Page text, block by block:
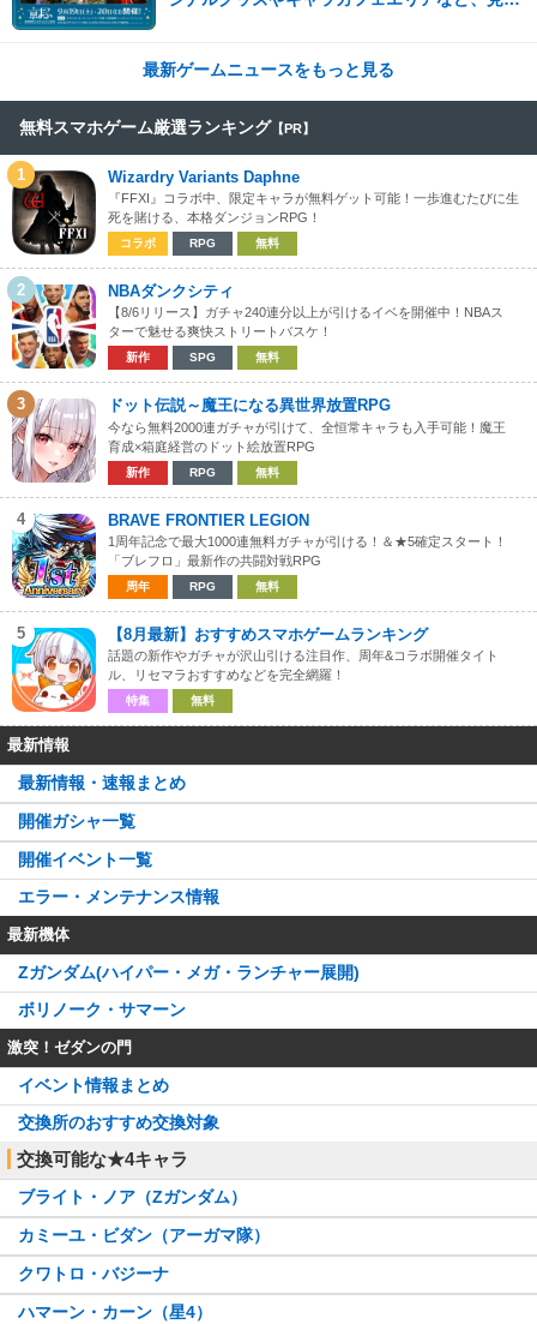
最新ゲームニュースをもっと見る
無料スマホゲーム厳選ランキング 【PR】
1 Wizardry Variants Daphne
『FFXI』コラボ中、限定キャラが無料ゲット可能！一歩進むたびに生
死を賭ける、本格ダンジョンRPG！
コラボ RPG 無料
2 NBAダンクシティ
【8/6リリース】ガチャ240連分以上が引けるイベを開催中！NBAス
ターで魅せる爽快ストリートバスケ！
新作 SPG 無料
3 ドット伝説～魔王になる異世界放置RPG
今なら無料2000連ガチャが引けて、全恒常キャラも入手可能！魔王
育成×箱庭経営のドット絵放置RPG
新作 RPG 無料
4 BRAVE FRONTIER LEGION
1周年記念で最大1000連無料ガチャが引ける！＆★5確定スタート！
「ブレフロ」最新作の共闘対戦RPG
周年 RPG 無料
5 【8月最新】おすすめスマホゲームランキング
話題の新作やガチャが沢山引ける注目作、周年&コラボ開催タイト
ル、リセマラおすすめなどを完全網羅！
特集 無料
最新情報
最新情報・速報まとめ
開催ガシャ一覧
開催イベント一覧
エラー・メンテナンス情報
最新機体
Zガンダム(ハイパー・メガ・ランチャー展開)
ボリノーク・サマーン
激突！ゼダンの門
イベント情報まとめ
交換所のおすすめ交換対象
交換可能な★4キャラ
ブライト・ノア（Zガンダム）
カミーユ・ビダン（アーガマ隊）
クワトロ・バジーナ
ハマーン・カーン（星4）